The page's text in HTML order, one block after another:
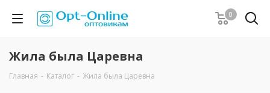
0
Жила была Царевна
Главная - Каталог - Жила была Царевна